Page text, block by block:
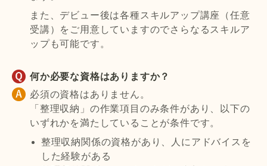
また、デビュー後は各種スキルアップ講座（任意
受講）をご用意していますのでさらなるスキルア
ップも可能です。
何か必要な資格はありますか？
必須の資格はありません。
「整理収納」の作業項目のみ条件があり、以下の
いずれかを満たしていることが条件です。
整理収納関係の資格があり、人にアドバイスを
した経験がある